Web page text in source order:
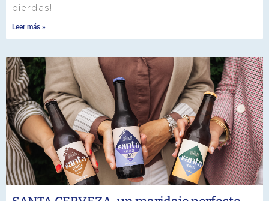
pierdas!
Leer más »